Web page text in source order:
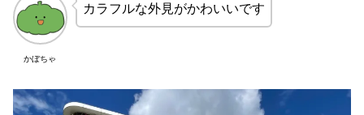
かぼちゃ
カラフルな外見がかわいいです